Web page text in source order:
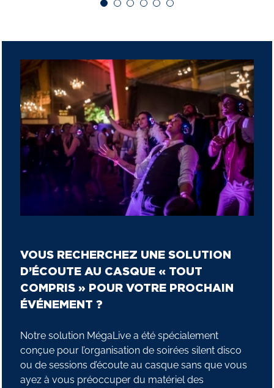
adoré être mon propre ingénieur
du concert »
VOUS RECHERCHEZ UNE SOLUTION
D’ÉCOUTE AU CASQUE « TOUT
COMPRIS » POUR VOTRE PROCHAIN
ÉVÉNEMENT ?
Notre solution MégaLive a été spécialement
conçue pour l’organisation de soirées silent disco
ou de sessions d’écoute au casque sans que vous
ayez à vous préoccuper du matériel des